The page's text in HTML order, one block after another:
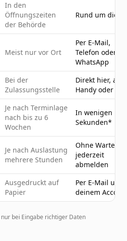
In den
Öffnungszeiten
der Behörde
Rund um die
Meist nur vor Ort
Per E-Mail,
Telefon oder
WhatsApp
Bei der
Zulassungsstelle
Direkt hier, am
Handy oder PC
Je nach Terminlage
nach bis zu 6
Wochen
In wenigen
Sekunden*
Je nach Auslastung
mehrere Stunden
Ohne Wartezeit
jederzeit
abmelden
Ausgedruckt auf
Papier
Per E-Mail und
deinem
bei Eingabe richtiger Daten